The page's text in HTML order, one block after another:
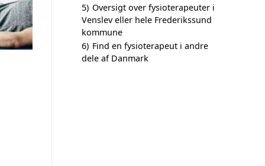
5) Oversigt over fysioterapeuter i
Venslev eller hele Frederikssund
kommune
6) Find en fysioterapeut i andre
dele af Danmark